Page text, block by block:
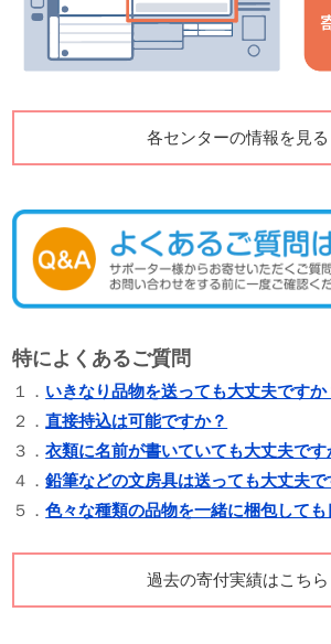
各センターの情報を見る
特によくあるご質問
１． いきなり品物を送っても大丈夫ですか
２．直接持込は可能ですか？
３．衣類に名前が書いていても大丈夫です
４．鉛筆などの文房具は送っても大丈夫で
５．色々な種類の品物を一緒に梱包しても
過去の寄付実績はこちら